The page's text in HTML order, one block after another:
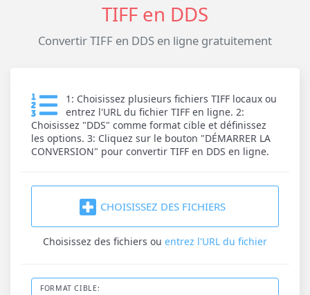
TIFF en DDS
Convertir TIFF en DDS en ligne gratuitement
1: Choisissez plusieurs fichiers TIFF locaux ou
entrez l'URL du fichier TIFF en ligne. 2:
Choisissez "DDS" comme format cible et définissez
les options. 3: Cliquez sur le bouton "DÉMARRER LA
CONVERSION" pour convertir TIFF en DDS en ligne.
CHOISISSEZ DES FICHIERS
Choisissez des fichiers ou entrez l'URL du fichier
FORMAT CIBLE: